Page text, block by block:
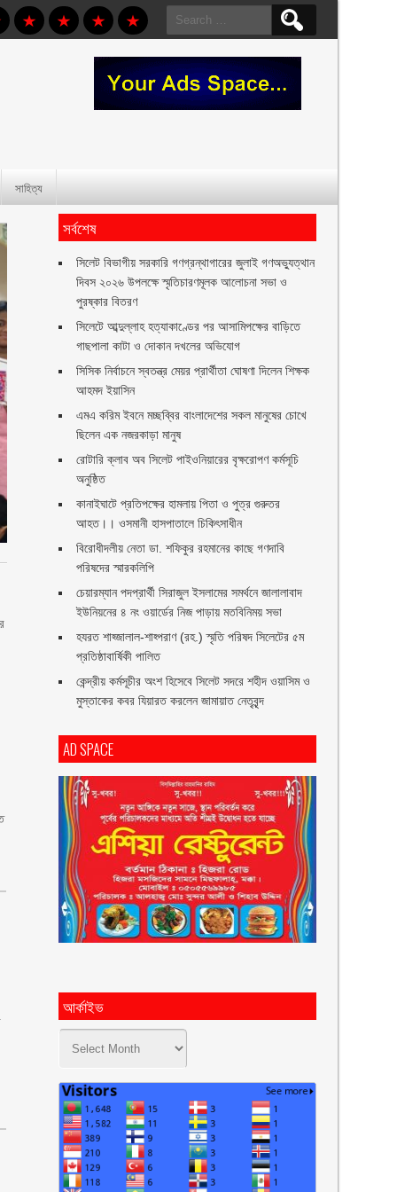
Search
for:
সাহিত্য
সর্বশেষ
সিলেট বিভাগীয় সরকারি গণগ্রন্থাগারের জুলাই গণঅভ্যুত্থান
দিবস ২০২৬ উপলক্ষে স্মৃতিচারণমূলক আলোচনা সভা ও
পুরষ্কার বিতরণ ‎ ‎
সিলেটে আব্দুল্লাহ হত্যাকাণ্ডের পর আসামিপক্ষের বাড়িতে
গাছপালা কাটা ও দোকান দখলের অভিযোগ
সিসিক নির্বাচনে স্বতন্ত্র মেয়র প্রার্থীতা ঘোষণা দিলেন শিক্ষক
আহমদ ইয়াসিন
এমএ করিম ইবনে মচ্ছব্বির বাংলাদেশের সকল মানুষের চোখে
ছিলেন এক নজরকাড়া মানুষ ‎
রোটারি ক্লাব অব সিলেট পাইওনিয়ারের বৃক্ষরোপণ কর্মসূচি
অনুষ্ঠিত
কানাইঘাটে প্রতিপক্ষের হামলায় পিতা ও পুত্র গুরুতর
আহত।। ওসমানী হাসপাতালে চিকিৎসাধীন
বিরোধীদলীয় নেতা ডা. শফিকুর রহমানের কাছে গণদাবি
পরিষদের স্মারকলিপি ‎
চেয়ারম্যান পদপ্রার্থী সিরাজুল ইসলামের সমর্থনে জালালাবাদ
ইউনিয়নের ৪ নং ওয়ার্ডের নিজ পাড়ায় মতবিনিময় সভা
হযরত শাহ্জালাল-শাহ্পরাণ (রহ.) স্মৃতি পরিষদ সিলেটের ৫ম
প্রতিষ্ঠাবার্ষিকী পালিত ‎​
কেন্দ্রীয় কর্মসূচীর অংশ হিসেবে সিলেট সদরে শহীদ ওয়াসিম ও
মুস্তাকের কবর যিয়ারত করলেন জামায়াত নেতৃবৃন্দ ‎
AD SPACE
আর্কাইভ
ভ